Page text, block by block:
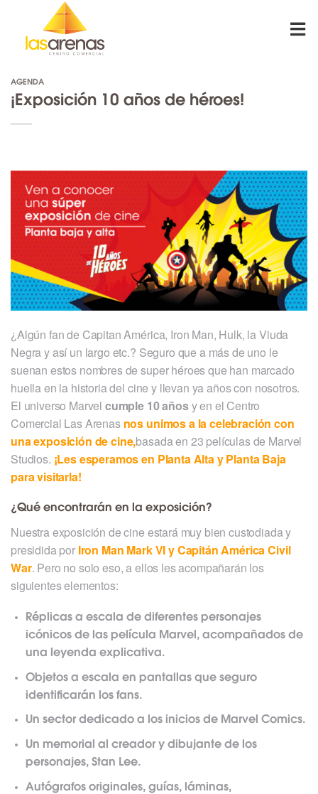
content
AGENDA
¡Exposición 10 años de héroes!
¿Algún fan de Capitan América, Iron Man, Hulk, la Viuda
Negra y así un largo etc.? Seguro que a más de uno le
suenan estos nombres de super héroes que han marcado
huella en la historia del cine y llevan ya años con nosotros.
El universo Marvel cumple 10 añosy en el Centro
Comercial Las Arenas nos unimos a la celebración con
una exposición de cine,basada en 23 películas de Marvel
Studios. ¡Les esperamos en Planta Alta y Planta Baja
para visitarla!
¿Qué encontrarán en la exposición?
Nuestra exposición de cine estará muy bien custodiada y
presidida por Iron Man Mark VI y Capitán América Civil
War. Pero no solo eso, a ellos les acompañarán los
siguientes elementos:
Réplicas a escala de diferentes personajes
icónicos de las película Marvel, acompañados de
una leyenda explicativa.
Objetos a escala en pantallas que seguro
identificarán los fans.
Un sector dedicado a los inicios de Marvel Comics.
Un memorial al creador y dibujante de los
personajes, Stan Lee.
Autógrafos originales, guías, láminas,